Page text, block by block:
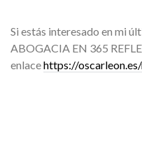
Si estás interesado en mi
ABOGACIA EN 365
enlacehttps://